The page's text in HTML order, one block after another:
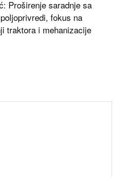
Proširenje saradnje sa
fokus na
traktora i mehanizacije